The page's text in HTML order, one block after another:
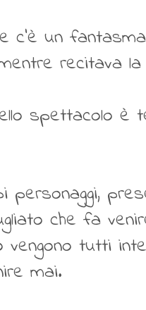
c’è un
recitava
spettacolo
personaggi,
che fa
vengono tutti
mai.